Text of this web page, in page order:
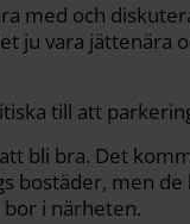
med och
ju vara jättenära
till att
bli bra. Det
bostäder, men
i närheten.